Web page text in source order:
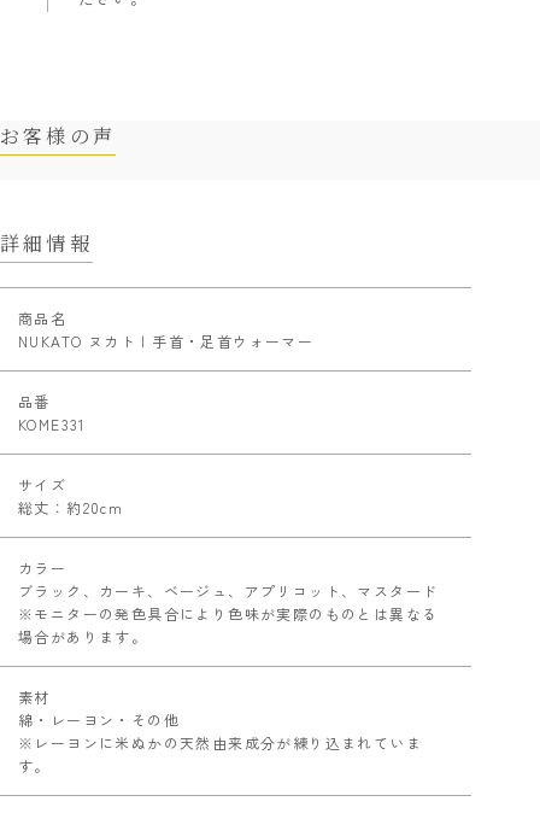
お客様の声
詳細情報
商品名
NUKATO ヌカト | 手首・足首ウォーマー
品番
KOME331
サイズ
総丈：約20cm
カラー
ブラック、カーキ、ベージュ、アプリコット、マスタード
※モニターの発色具合により色味が実際のものとは異なる
場合があります。
素材
綿・レーヨン・その他
※レーヨンに米ぬかの天然由来成分が練り込まれていま
す。